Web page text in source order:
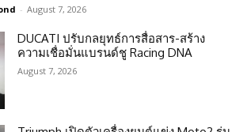
- August 7, 2026
DUCATI ปรับกลยุทธ์การสื่อสาร-สร้าง
ความเชื่อมั่นแบรนด์ชู Racing DNA
August 7, 2026